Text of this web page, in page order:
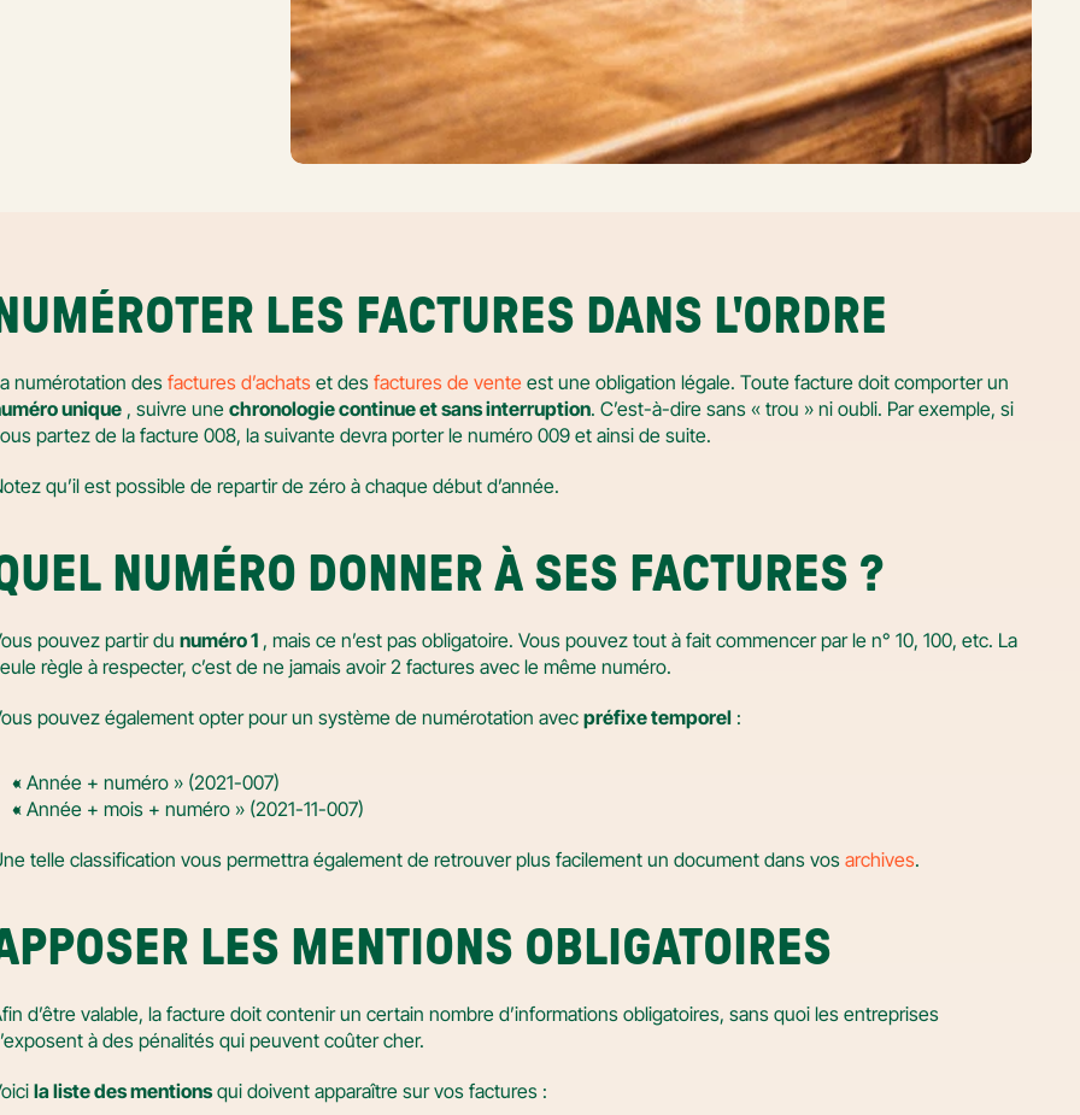
LES FACTURES DANS L'ORDRE
numérotation des factures d’achats et des factures de vente
unique , suivre une chronologie continue et sans interruption. C’est-à-dire sans « trou » ni oubli. Par exemple, si
partez de la facture 008, la suivante devra porter le numéro 009 et ainsi de suite.
qu’il est possible de repartir de zéro à chaque début d’année.
NUMÉRO DONNER À SES FACTURES ?
pouvez partir du numéro 1 , mais ce n’est pas obligatoire. Vous pouvez tout à fait commencer par le n° 10, 100, etc. La
règle à respecter, c’est de ne jamais avoir 2 factures avec le même numéro.
pouvez également opter pour un système de numérotation avec préfixe temporel :
« Année + numéro » (2021-007)
« Année + mois + numéro » (2021-11-007)
telle classification vous permettra également de retrouver plus facilement un document dans vos archives.
LES MENTIONS OBLIGATOIRES
d’être valable, la facture doit contenir un certain nombre d’informations obligatoires, sans quoi les entreprises
à des pénalités qui peuvent coûter cher.
la liste des mentions qui doivent apparaître sur vos factures :